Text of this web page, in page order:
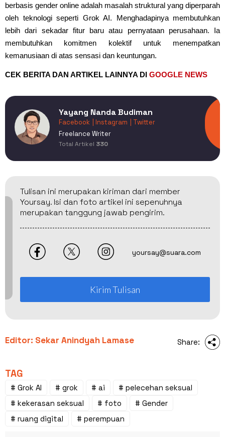
berbasis gender online adalah masalah struktural yang diperparah
oleh teknologi seperti Grok AI. Menghadapinya membutuhkan
lebih dari sekadar fitur baru atau pernyataan perusahaan. Ia
membutuhkan komitmen kolektif untuk menempatkan
kemanusiaan di atas sensasi dan keuntungan.
CEK BERITA DAN ARTIKEL LAINNYA DI GOOGLE NEWS
Yayang Nanda Budiman
Facebook | Instagram
| Twitter
Freelance Writer
Total Artikel 330
Tulisan ini merupakan kiriman dari member
Yoursay. Isi dan foto artikel ini sepenuhnya
merupakan tanggung jawab pengirim.
yoursay@suara.com
Kirim Tulisan
Editor: Sekar Anindyah Lamase Share:
TAG
# Grok AI # grok # ai
# pelecehan seksual
# kekerasan seksual
# foto
# Gender
# ruang digital
# perempuan